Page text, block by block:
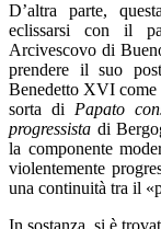
D’altra parte,
eclissarsi con il
Arcivescovo di
prendere il suo
Benedetto XVI come
sorta di Papato
progressista di
la componente
violentemente
una continuità tra il